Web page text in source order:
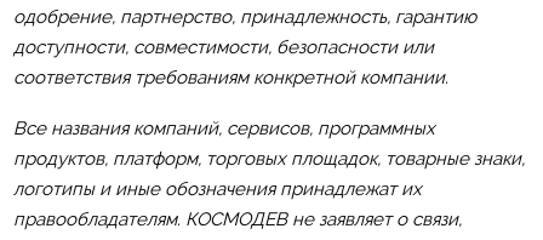
одобрение, партнерство, принадлежность, гарантию
доступности, совместимости, безопасности или
соответствия требованиям конкретной компании.
Все названия компаний, сервисов, программных
продуктов, платформ, торговых площадок, товарные знаки,
логотипы и иные обозначения принадлежат их
правообладателям. КОСМОДЕВ не заявляет о связи,